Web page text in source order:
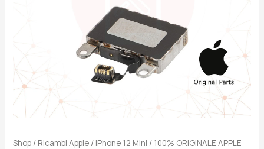
Shop / Ricambi Apple / iPhone 12 Mini / 100% ORIGINALE APPLE
VIBRAZIONE
quantità